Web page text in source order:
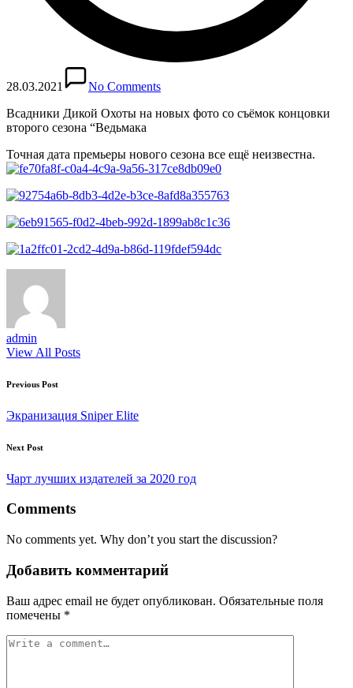
28.03.2021
No Comments
Всадники Дикой Охоты на новых фото со съёмок концовки
второго сезона “Ведьмака
Точная дата премьеры нового сезона все ещё неизвестна.
admin
View All Posts
Post
navigation
Previous Post
Экранизация Sniper Elite
Next Post
Чарт лучших издателей за 2020 год
Comments
No comments yet. Why don’t you start the discussion?
Добавить комментарий
Ваш адрес email не будет опубликован. Обязательные поля
помечены *